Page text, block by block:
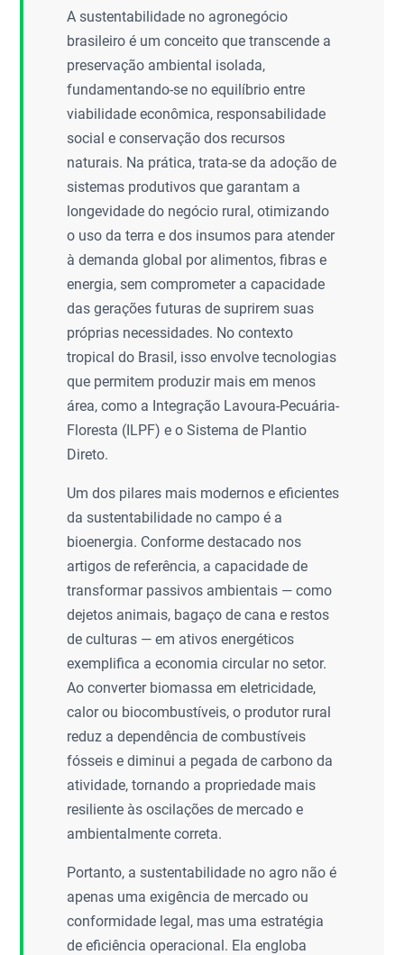
A sustentabilidade no agronegócio
brasileiro é um conceito que transcende a
preservação ambiental isolada,
fundamentando-se no equilíbrio entre
viabilidade econômica, responsabilidade
social e conservação dos recursos
naturais. Na prática, trata-se da adoção de
sistemas produtivos que garantam a
longevidade do negócio rural, otimizando
o uso da terra e dos insumos para atender
à demanda global por alimentos, fibras e
energia, sem comprometer a capacidade
das gerações futuras de suprirem suas
próprias necessidades. No contexto
tropical do Brasil, isso envolve tecnologias
que permitem produzir mais em menos
área, como a Integração Lavoura-Pecuária-
Floresta (ILPF) e o Sistema de Plantio
Direto.
Um dos pilares mais modernos e eficientes
da sustentabilidade no campo é a
bioenergia. Conforme destacado nos
artigos de referência, a capacidade de
transformar passivos ambientais — como
dejetos animais, bagaço de cana e restos
de culturas — em ativos energéticos
exemplifica a economia circular no setor.
Ao converter biomassa em eletricidade,
calor ou biocombustíveis, o produtor rural
reduz a dependência de combustíveis
fósseis e diminui a pegada de carbono da
atividade, tornando a propriedade mais
resiliente às oscilações de mercado e
ambientalmente correta.
Portanto, a sustentabilidade no agro não é
apenas uma exigência de mercado ou
conformidade legal, mas uma estratégia
de eficiência operacional. Ela engloba